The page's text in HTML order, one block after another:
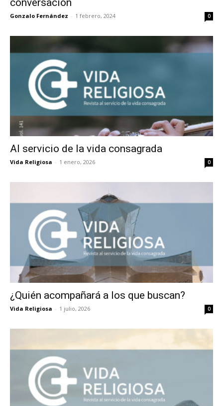
conversación
Gonzalo Fernández - 1 febrero, 2024 0
Al servicio de la vida consagrada
Vida Religiosa - 1 enero, 2026 0
¿Quién acompañará a los que buscan?
Vida Religiosa - 1 julio, 2026 0